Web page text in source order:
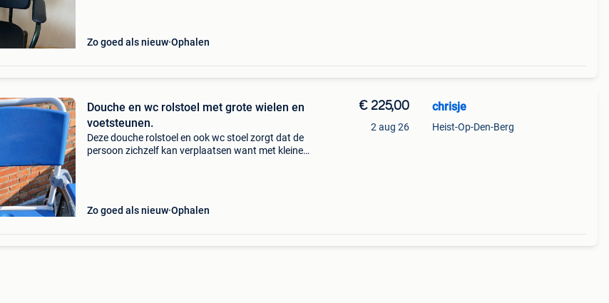
Zo goed als nieuw Ophalen
Douche en wc rolstoel met grote wielen en
voetsteunen.
Deze douche rolstoel en ook wc stoel zorgt dat de
persoon zichzelf kan verplaatsen want met kleine
Zo goed als nieuw Ophalen
€ 225,00
2 aug 26
chrisje
Heist-Op-Den-Berg